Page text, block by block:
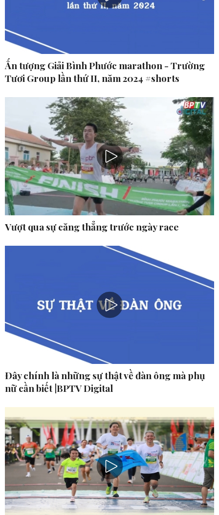
Ấn tượng Giải Bình Phước marathon - Trường
Tươi Group lần thứ II, năm 2024 #shorts
Vượt qua sự căng thẳng trước ngày race
Đây chính là những sự thật về đàn ông mà phụ
nữ cần biết |BPTV Digital